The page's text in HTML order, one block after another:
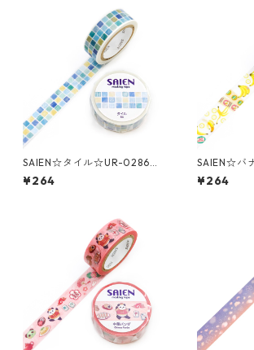
SAIEN☆タイル☆UR-0286☆
マスキングテープ
¥264
SAIEN☆バ
マスキング
¥264